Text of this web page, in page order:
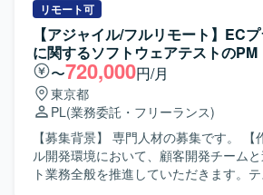
リモート可
【アジャイル/フルリモート】EC
に関するソフトウェアテストのPM
〜720,000円/月
東京都
PL(業務委託・フリーランス)
【募集背景】 専門人材の募集です。 【作業内容】 アジャイ
ル開発環境において、顧客開発チーム
ト業務全般を推進していただきます。